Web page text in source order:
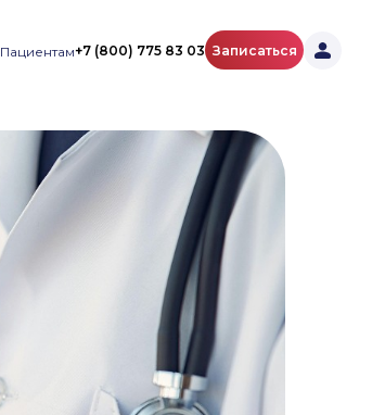
Пациентам+7 (800) 775 83 03 Записаться